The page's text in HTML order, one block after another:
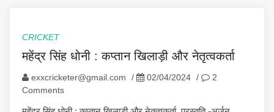
CRICKET
महेंद्र सिंह धोनी : कप्तान खिलाड़ी और नेतृत्वकर्ता
exxcricketer@gmail.com / 02/04/2024 /
2
Comments